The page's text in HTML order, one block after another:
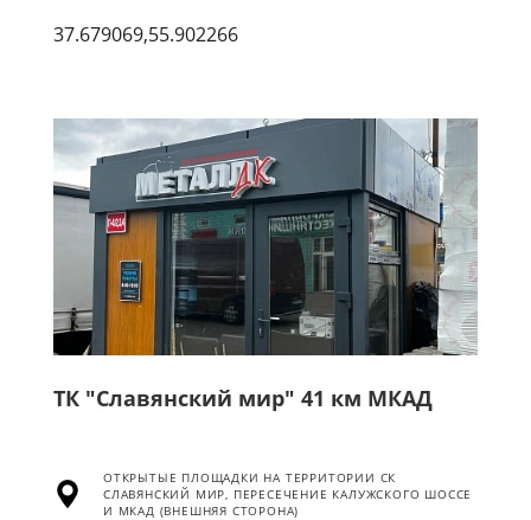
37.679069,55.902266
ТК "Славянский мир" 41 км МКАД
ОТКРЫТЫЕ ПЛОЩАДКИ НА ТЕРРИТОРИИ СК
СЛАВЯНСКИЙ МИР, ПЕРЕСЕЧЕНИЕ КАЛУЖСКОГО ШОССЕ
И МКАД (ВНЕШНЯЯ СТОРОНА)